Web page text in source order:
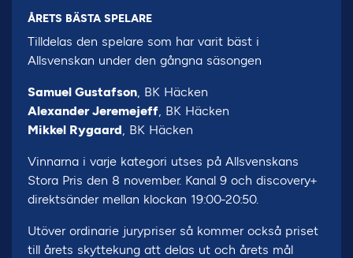
ÅRETS BÄSTA SPELARE
Tilldelas den spelare som har varit bäst i
Allsvenskan under den gångna säsongen
Samuel Gustafson, BK Häcken
Alexander Jeremejeff, BK Häcken
Mikkel Rygaard, BK Häcken
Vinnarna i varje kategori utses på Allsvenskans
Stora Pris den 8 november. Kanal 9 och discovery+
direktsänder mellan klockan 19:00-20:50.
Utöver ordinarie jurypriser så kommer också priset
till årets skyttekung att delas ut och årets mål